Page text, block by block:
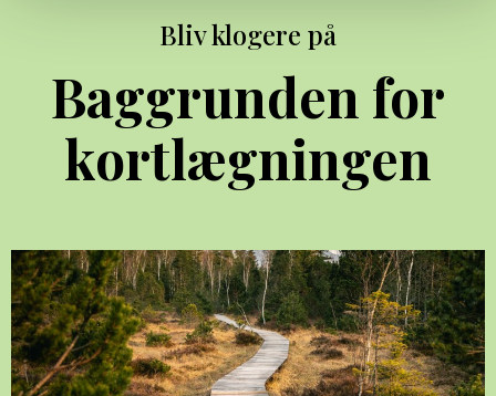
Bliv klogere på
Baggrunden for
kortlægningen